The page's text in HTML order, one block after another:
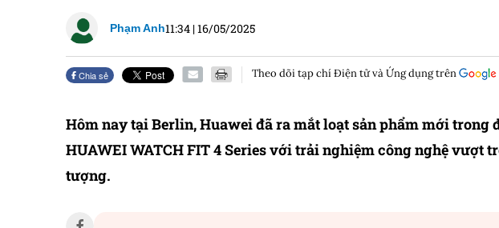
Phạm Anh11:34 |16/05/2025
Chia sẻ Theo dõi tạp chí Điện tử và Ứng dụng trên
Hôm nay tại Berlin, Huawei đã ra mắt loạt sản phẩm mới trong
HUAWEI WATCH FIT 4 Series với trải nghiệm công nghệ vượt
tượng.